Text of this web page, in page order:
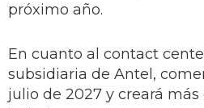
próximo año.
En cuanto al contact
subsidiaria de Antel,
julio de 2027 y creará